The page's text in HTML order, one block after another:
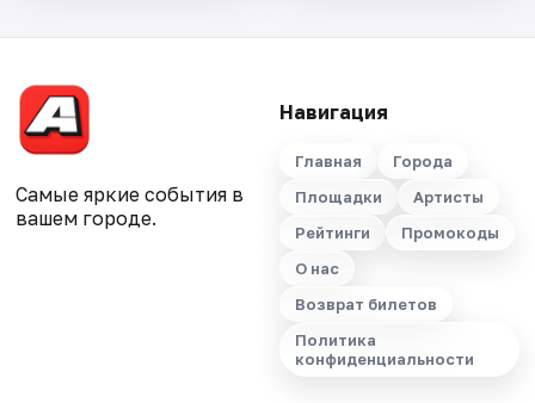
Самые яркие события в
вашем городе.
Навигация
Главная
Города
Площадки
Артисты
Рейтинги
Промокоды
О нас
Возврат билетов
Политика
конфиденциальности